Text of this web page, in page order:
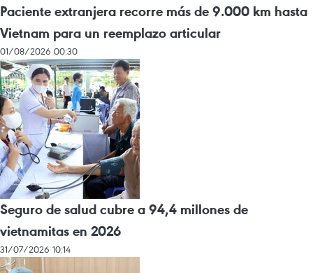
Paciente extranjera recorre más de 9.000 km hasta
Vietnam para un reemplazo articular
01/08/2026 00:30
Seguro de salud cubre a 94,4 millones de
vietnamitas en 2026
31/07/2026 10:14